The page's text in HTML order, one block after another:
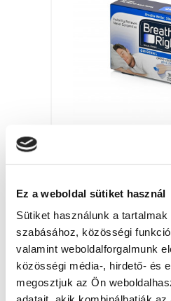
Ez a weboldal sütiket használ
Sütiket használunk a
szabásához, közösségi
valamint weboldalforgalmunk
közösségi média-, hirdető- és
megosztjuk az Ön
Breathe Right
(bruttó 7 874
db